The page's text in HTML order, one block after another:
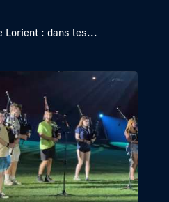
Lorient : dans les...